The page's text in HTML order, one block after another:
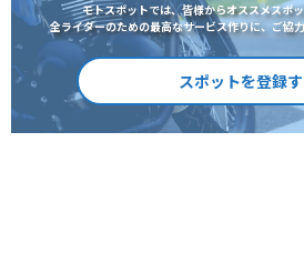
モトスポットでは、皆様からオススメスポ
全ライダーのための最高なサービス作りに、ご協
スポットを登録